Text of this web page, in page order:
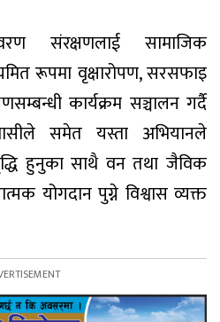
संरक्षणलाई सामाजिक
रूपमा वृक्षारोपण, सरसफाइ
कार्यक्रम सञ्चालन गर्दै
समेत यस्ता अभियानले
हुनुका साथै वन तथा जैविक
योगदान पुग्ने विश्वास व्यक्त